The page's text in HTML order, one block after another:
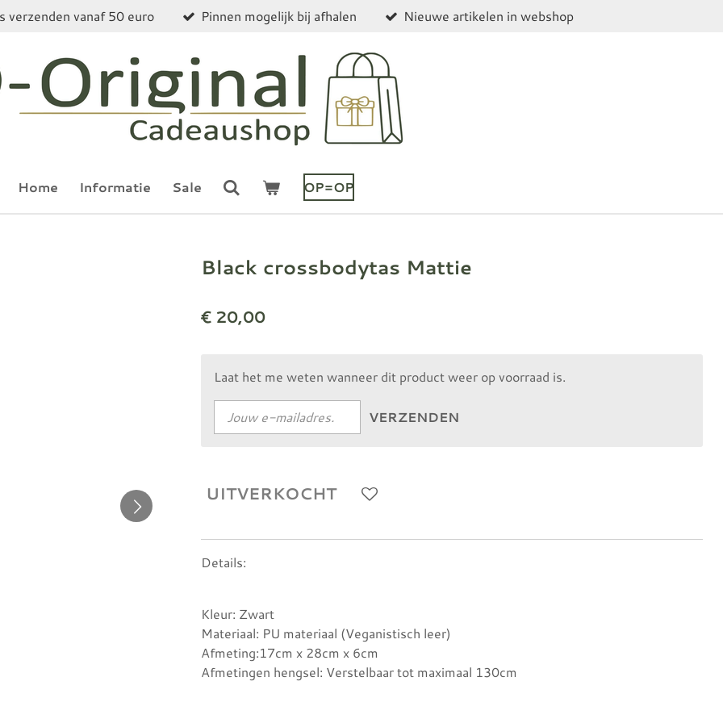
verzenden vanaf 50 euro Pinnen mogelijk bij afhalen Nieuwe artikelen in webshop
Home Informatie Sale OP=OP
Black crossbodytas Mattie
€ 20,00
Laat het me weten wanneer dit product weer op voorraad is.
VERZENDEN
UITVERKOCHT
Details:
Kleur: Zwart
Materiaal: PU materiaal (Veganistisch leer)
Afmeting:17cm x 28cm x 6cm
Afmetingen hengsel: Verstelbaar tot maximaal 130cm